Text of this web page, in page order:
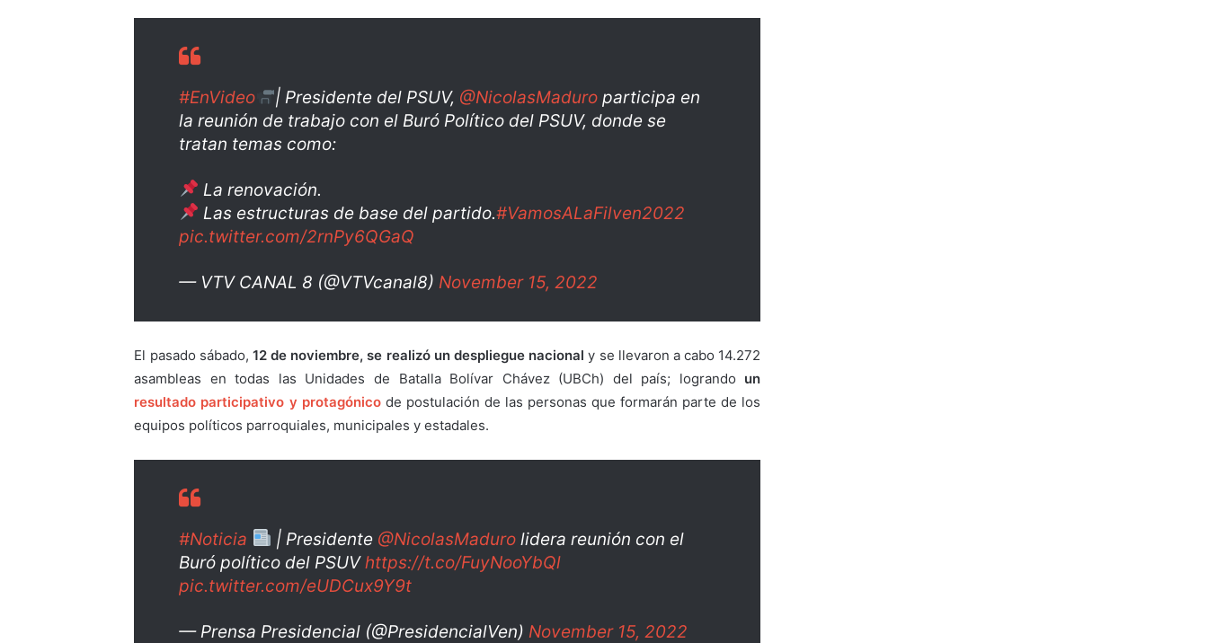
#EnVideo | Presidente del PSUV, @NicolasMaduro participa en
la reunión de trabajo con el Buró Político del PSUV, donde se
tratan temas como:
La renovación.
Las estructuras de base del partido.#VamosALaFilven2022
pic.twitter.com/2rnPy6QGaQ
— VTV CANAL 8 (@VTVcanal8) November 15, 2022
El pasado sábado, 12 de noviembre, se realizó un despliegue nacionaly se llevaron a cabo 14.272
asambleas en todas las Unidades de Batalla Bolívar Chávez (UBCh) del país; logrando un
resultado participativo y protagónicode postulación de las personas que formarán parte de los
equipos políticos parroquiales, municipales y estadales.
#Noticia | Presidente @NicolasMaduro lidera reunión con el
Buró político del PSUVhttps://t.co/FuyNooYbQl
pic.twitter.com/eUDCux9Y9t
— Prensa Presidencial (@PresidencialVen) November 15, 2022